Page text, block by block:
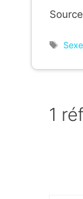
Sexe
1